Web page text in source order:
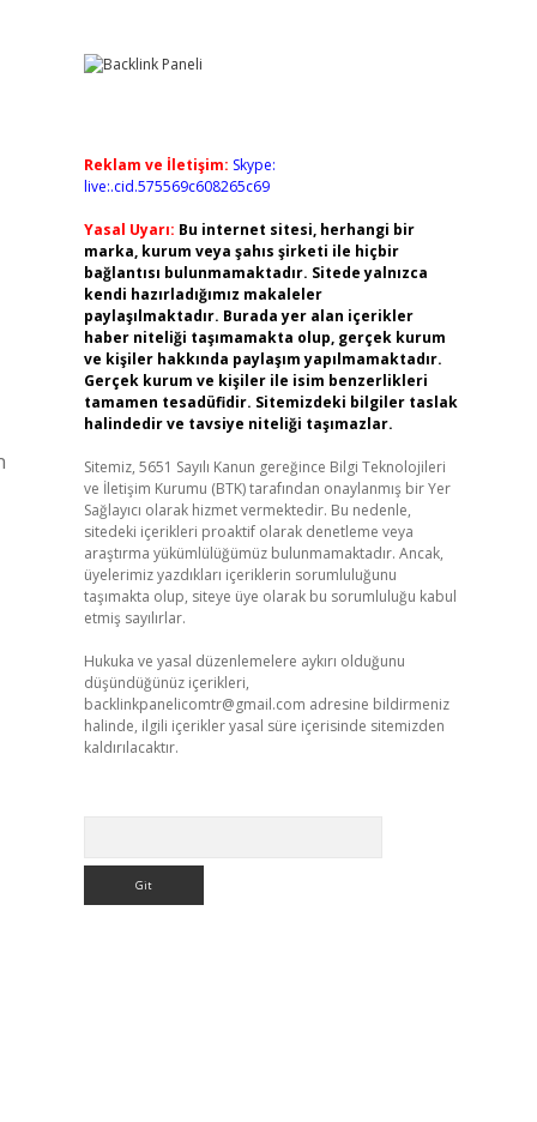
Reklam ve İletişim: Skype:
live:.cid.575569c608265c69
Yasal Uyarı: Bu internet sitesi, herhangi bir
marka, kurum veya şahıs şirketi ile hiçbir
bağlantısı bulunmamaktadır. Sitede yalnızca
kendi hazırladığımız makaleler
paylaşılmaktadır. Burada yer alan içerikler
haber niteliği taşımamakta olup, gerçek kurum
ve kişiler hakkında paylaşım yapılmamaktadır.
Gerçek kurum ve kişiler ile isim benzerlikleri
tamamen tesadüfidir. Sitemizdeki bilgiler taslak
halindedir ve tavsiye niteliği taşımazlar.
Sitemiz, 5651 Sayılı Kanun gereğince Bilgi Teknolojileri
ve İletişim Kurumu (BTK) tarafından onaylanmış bir Yer
Sağlayıcı olarak hizmet vermektedir. Bu nedenle,
sitedeki içerikleri proaktif olarak denetleme veya
araştırma yükümlülüğümüz bulunmamaktadır. Ancak,
üyelerimiz yazdıkları içeriklerin sorumluluğunu
taşımakta olup, siteye üye olarak bu sorumluluğu kabul
etmiş sayılırlar.
Hukuka ve yasal düzenlemelere aykırı olduğunu
düşündüğünüz içerikleri,
backlinkpanelicomtr@gmail.com adresine bildirmeniz
halinde, ilgili içerikler yasal süre içerisinde sitemizden
kaldırılacaktır.